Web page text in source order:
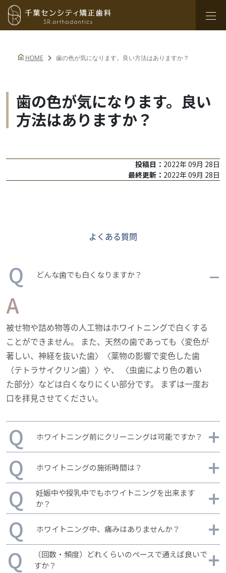
HOME 歯の色が気になります。良い方法はありますか？
歯の色が気になります。良い
方法はありますか？
投稿日： 2022年 09月 28日
最終更新： 2022年 09月 28日
よくある質問
どんな歯でも白くなりますか？
被せ物や詰め物等の人工物はホワイトニングで白くする
ことができません。 また、天然の歯であっても〈変色が
著しい、神経を抜いた歯〉〈薬物の影響で変色した歯
（テトラサイクリン歯）〉や、 〈虫歯により色の着い
た部分〉などは白くなりにくい部分です。 まずは一度お
口を拝見させてください。
ホワイトニング前にクリーニングは可能ですか？
可能でございます。クリーニングメニューに関してはメ
ールかお電話でお問い合わせください。
ホワイトニングの施術時間は？
初回の方はカウンセリングを含め所要時間は1時間30分
となっております。 2回目からは施術する歯の本数によ
って変わりますが1時間〜1時間20分程となっておりま
す。
妊娠中や授乳中でもホワイトニングを出来ます
か？
ホワイトニングで使用する過酸化水素や過酸化尿素など
の過酸化物は、胎児への影響が明確ではありません。
ホワイトニング中、痛みはありませんか？
（回数・頻度）どれくらいのペースで通えば良いで
すか？